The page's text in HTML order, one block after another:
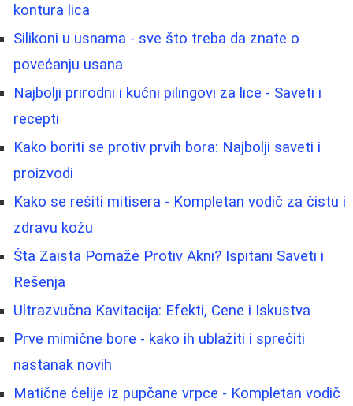
kontura lica
Silikoni u usnama - sve što treba da znate o
povećanju usana
Najbolji prirodni i kućni pilingovi za lice - Saveti i
recepti
Kako boriti se protiv prvih bora: Najbolji saveti i
proizvodi
Kako se rešiti mitisera - Kompletan vodič za čistu i
zdravu kožu
Šta Zaista Pomaže Protiv Akni? Ispitani Saveti i
Rešenja
Ultrazvučna Kavitacija: Efekti, Cene i Iskustva
Prve mimične bore - kako ih ublažiti i sprečiti
nastanak novih
Matične ćelije iz pupčane vrpce - Kompletan vodič